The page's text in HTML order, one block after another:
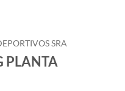
SRA
PLANTA